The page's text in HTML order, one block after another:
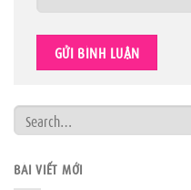
BÀI VIẾT MỚI